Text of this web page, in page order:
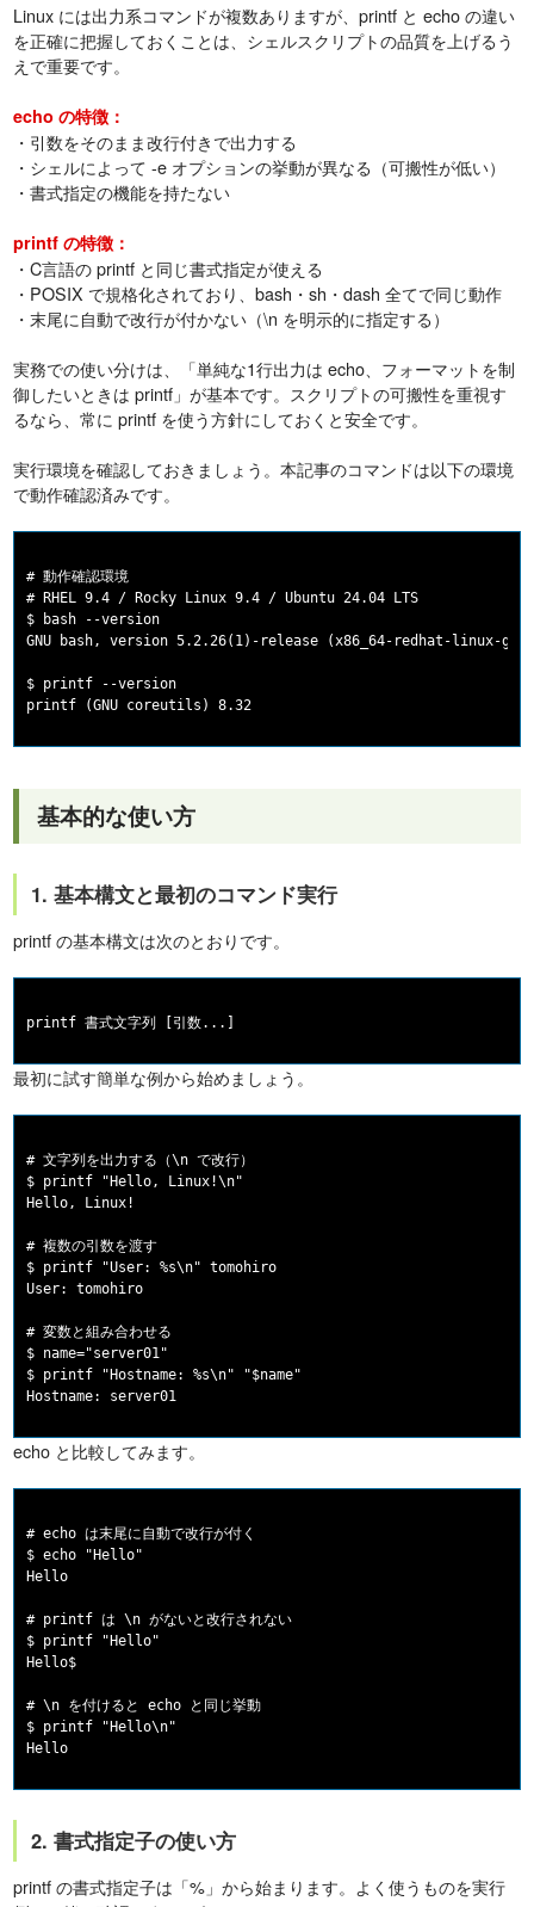
Linux には出力系コマンドが複数ありますが、printf と echo の違い
を正確に把握しておくことは、シェルスクリプトの品質を上げるう
えで重要です。
echo の特徴：
・引数をそのまま改行付きで出力する
・シェルによって -e オプションの挙動が異なる（可搬性が低い）
・書式指定の機能を持たない
printf の特徴：
・C言語の printf と同じ書式指定が使える
・POSIX で規格化されており、bash・sh・dash 全てで同じ動作
・末尾に自動で改行が付かない（\n を明示的に指定する）
実務での使い分けは、「単純な1行出力は echo、フォーマットを制
御したいときは printf」が基本です。スクリプトの可搬性を重視す
るなら、常に printf を使う方針にしておくと安全です。
実行環境を確認しておきましょう。本記事のコマンドは以下の環境
で動作確認済みです。
# 動作確認環境
# RHEL 9.4 / Rocky Linux 9.4 / Ubuntu 24.04 LTS
$ bash --version
GNU bash, version 5.2.26(1)-release (x86_64-redhat-linux-
$ printf --version
基本的な使い方
1. 基本構文と最初のコマンド実行
printf の基本構文は次のとおりです。
最初に試す簡単な例から始めましょう。
# 文字列を出力する（\n で改行）
$ printf "Hello, Linux!\n"
Hello, Linux!
# 複数の引数を渡す
$ printf "User: %s\n" tomohiro
User: tomohiro
# 変数と組み合わせる
$ name="server01"
$ printf "Hostname: %s\n" "$name"
echo と比較してみます。
# echo は末尾に自動で改行が付く
$ echo "Hello"
Hello
# printf は \n がないと改行されない
$ printf "Hello"
Hello$
# \n を付けると echo と同じ挙動
$ printf "Hello\n"
2. 書式指定子の使い方
printf の書式指定子は「%」から始まります。よく使うものを実行